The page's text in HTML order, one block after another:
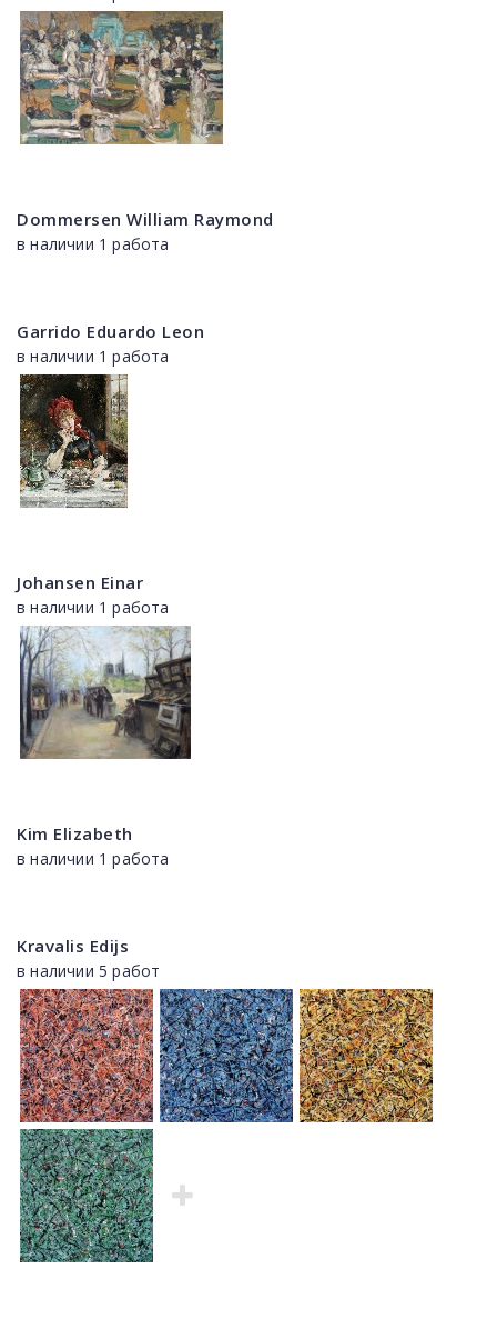
Dommersen William Raymond
в наличии 1 работа
Garrido Eduardo Leon
в наличии 1 работа
Johansen Einar
в наличии 1 работа
Kim Elizabeth
в наличии 1 работа
Kravalis Edijs
в наличии 5 работ